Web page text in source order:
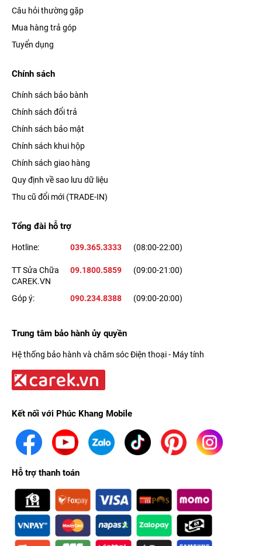
Câu hỏi thường gặp
Mua hàng trả góp
Tuyển dụng
Chính sách
Chính sách bảo bành
Chính sách đổi trả
Chính sách bảo mật
Chính sách khui hộp
Chính sách giao hàng
Quy định về sao lưu dữ liệu
Thu cũ đổi mới (TRADE-IN)
Tổng đài hỗ trợ
Hotline: 039.365.3333 (08:00-22:00)
TT Sửa Chữa
CAREK.VN
09.1800.5859 (09:00-21:00)
Góp ý: 090.234.8388 (09:00-20:00)
Trung tâm bảo hành ủy quyền
Hệ thống bảo hành và chăm sóc Điện thoại - Máy tính
Kết nối với Phúc Khang Mobile
Hỗ trợ thanh toán